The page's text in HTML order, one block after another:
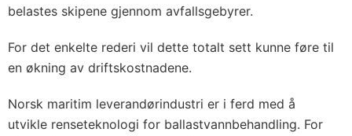
belastes skipene gjennom avfallsgebyrer.
For det enkelte rederi vil dette totalt sett kunne føre til
en økning av driftskostnadene.
Norsk maritim leverandørindustri er i ferd med å
utvikle renseteknologi for ballastvannbehandling. For